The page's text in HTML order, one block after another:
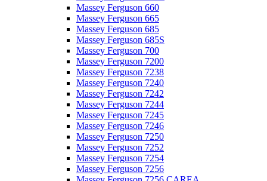
Massey Ferguson 660
Massey Ferguson 665
Massey Ferguson 685
Massey Ferguson 685S
Massey Ferguson 700
Massey Ferguson 7200
Massey Ferguson 7238
Massey Ferguson 7240
Massey Ferguson 7242
Massey Ferguson 7244
Massey Ferguson 7245
Massey Ferguson 7246
Massey Ferguson 7250
Massey Ferguson 7252
Massey Ferguson 7254
Massey Ferguson 7256